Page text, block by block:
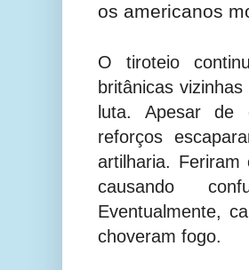
os americanos
O tiroteio
britânicas
luta. Apesar de
reforços
artilharia.
causando
Eventualmente,
choveram fogo.